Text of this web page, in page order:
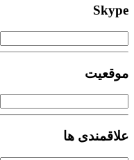
Skype
موقعیت
علاقمندی ها